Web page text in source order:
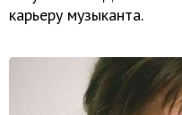
карьеру музыканта.